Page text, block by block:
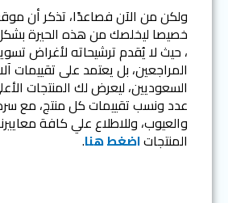
ولكن من الآن فصاعدًا، تذكر أن
خصيصا ليخلصك من هذه الحيرة
، حيث لا يُقدم ترشيحاته لأغراض
المراجعين، بل يعتمد على تقييمات
السعوديين، ليعرض لك المنتجات
عدد ونسب تقييمات كل منتج، مع
والعيوب، وللاطلاع علي كافة
المنتجاتاضغط هنا.